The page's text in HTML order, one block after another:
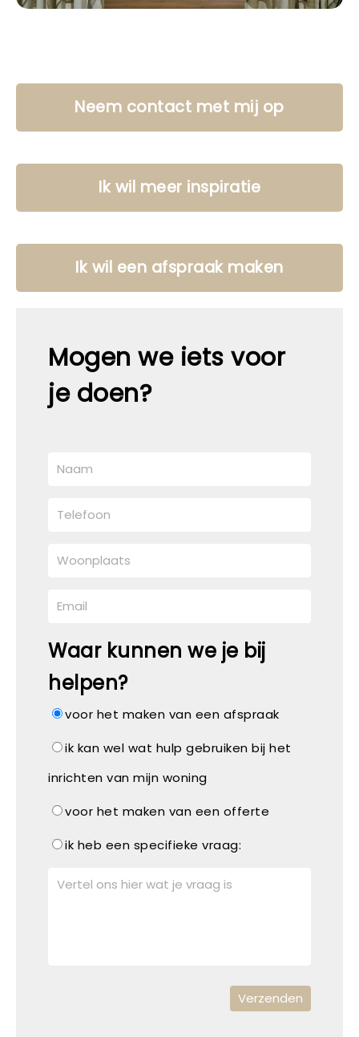
Neem contact met mij op
Ik wil meer inspiratie
Ik wil een afspraak maken
Mogen we iets voor
je doen?
Waar kunnen we je bij
helpen?
voor het maken van een afspraak
ik kan wel wat hulp gebruiken bij het
inrichten van mijn woning
voor het maken van een offerte
ik heb een specifieke vraag: